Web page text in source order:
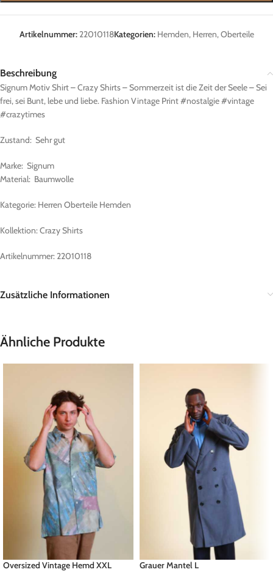
Artikelnummer: 22010118Kategorien: Hemden, Herren, Oberteile
Beschreibung
Signum Motiv Shirt – Crazy Shirts – Sommerzeit ist die Zeit der Seele – Sei
frei, sei Bunt, lebe und liebe. Fashion Vintage Print #nostalgie #vintage
#crazytimes
Zustand: Sehr gut
Marke: Signum
Material: Baumwolle
Kategorie: Herren Oberteile Hemden
Kollektion: Crazy Shirts
Artikelnummer: 22010118
Zusätzliche Informationen
Ähnliche Produkte
Oversized Vintage Hemd XXL Grauer Mantel L